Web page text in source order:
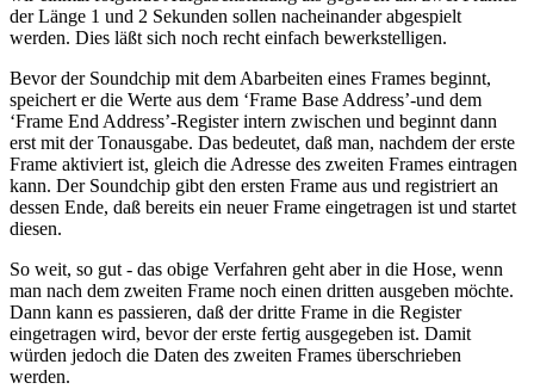
der Länge 1 und 2 Sekunden sollen nacheinander abgespielt
werden. Dies läßt sich noch recht einfach bewerkstelligen.
Bevor der Soundchip mit dem Abarbeiten eines Frames beginnt,
speichert er die Werte aus dem ‘Frame Base Address’-und dem
‘Frame End Address’-Register intern zwischen und beginnt dann
erst mit der Tonausgabe. Das bedeutet, daß man, nachdem der erste
Frame aktiviert ist, gleich die Adresse des zweiten Frames eintragen
kann. Der Soundchip gibt den ersten Frame aus und registriert an
dessen Ende, daß bereits ein neuer Frame eingetragen ist und startet
diesen.
So weit, so gut - das obige Verfahren geht aber in die Hose, wenn
man nach dem zweiten Frame noch einen dritten ausgeben möchte.
Dann kann es passieren, daß der dritte Frame in die Register
eingetragen wird, bevor der erste fertig ausgegeben ist. Damit
würden jedoch die Daten des zweiten Frames überschrieben
werden.